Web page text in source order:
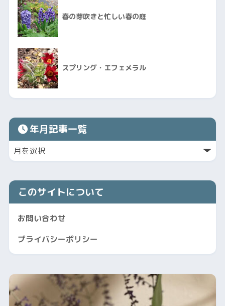
春の芽吹きと忙しい春の庭
スプリング・エフェメラル
年月記事一覧
このサイトについて
お問い合わせ
プライバシーポリシー